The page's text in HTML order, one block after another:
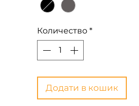
Количество *
Додати в кошик